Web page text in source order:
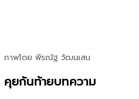
ภาพโดย พีรณัฐ วัฒนเสน
คุยกันท้ายบทความ